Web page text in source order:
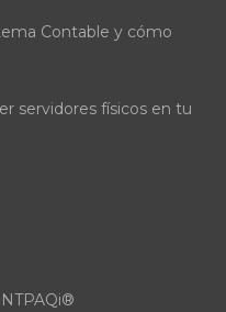
Contable y cómo
servidores físicos en tu